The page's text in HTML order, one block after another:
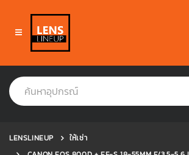
LENSLINEUP
ให้เช่า